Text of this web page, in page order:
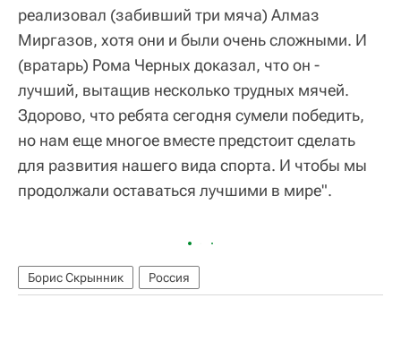
реализовал (забивший три мяча) Алмаз
Миргазов, хотя они и были очень сложными. И
(вратарь) Рома Черных доказал, что он -
лучший, вытащив несколько трудных мячей.
Здорово, что ребята сегодня сумели победить,
но нам еще многое вместе предстоит сделать
для развития нашего вида спорта. И чтобы мы
продолжали оставаться лучшими в мире".
Борис Скрынник Россия